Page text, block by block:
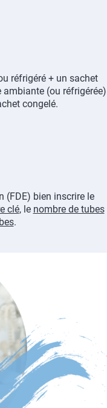
réfrigéré + un sachet
ambiante (ou réfrigérée)
congelé.
(FDE) bien inscrire le
clé, le nombre de tubes
.